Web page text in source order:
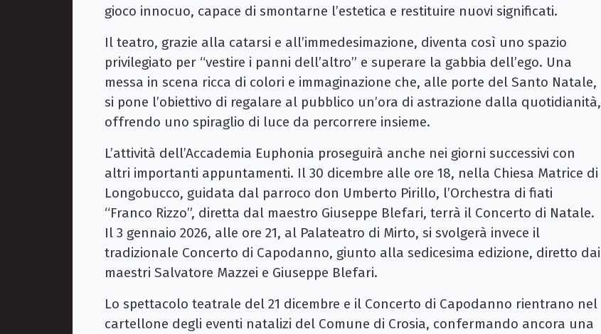
gioco innocuo, capace di smontarne l’estetica e restituire nuovi significati.
Il teatro, grazie alla catarsi e all’immedesimazione, diventa così uno spazio
privilegiato per “vestire i panni dell’altro” e superare la gabbia dell’ego. Una
messa in scena ricca di colori e immaginazione che, alle porte del Santo Natale,
si pone l’obiettivo di regalare al pubblico un’ora di astrazione dalla quotidianità,
offrendo uno spiraglio di luce da percorrere insieme.
L’attività dell’Accademia Euphonia proseguirà anche nei giorni successivi con
altri importanti appuntamenti. Il 30 dicembre alle ore 18, nella Chiesa Matrice di
Longobucco, guidata dal parroco don Umberto Pirillo, l’Orchestra di fiati
“Franco Rizzo”, diretta dal maestro Giuseppe Blefari, terrà il Concerto di Natale.
Il 3 gennaio 2026, alle ore 21, al Palateatro di Mirto, si svolgerà invece il
tradizionale Concerto di Capodanno, giunto alla sedicesima edizione, diretto dai
maestri Salvatore Mazzei e Giuseppe Blefari.
Lo spettacolo teatrale del 21 dicembre e il Concerto di Capodanno rientrano nel
cartellone degli eventi natalizi del Comune di Crosia, confermando ancora una